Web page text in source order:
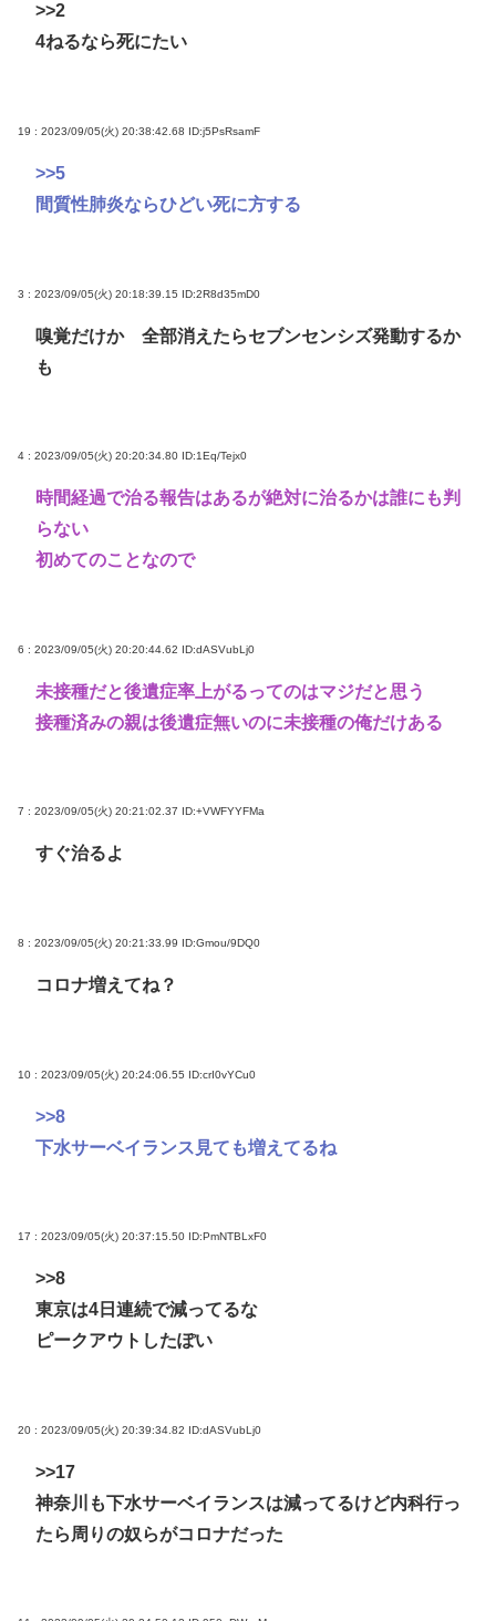
>>2
4ねるなら死にたい
19 : 2023/09/05(火) 20:38:42.68 ID:j5PsRsamF
>>5
間質性肺炎ならひどい死に方する
3 : 2023/09/05(火) 20:18:39.15 ID:2R8d35mD0
嗅覚だけか 全部消えたらセブンセンシズ発動するか
も
4 : 2023/09/05(火) 20:20:34.80 ID:1Eq/Tejx0
時間経過で治る報告はあるが絶対に治るかは誰にも判
らない
初めてのことなので
6 : 2023/09/05(火) 20:20:44.62 ID:dASVubLj0
未接種だと後遺症率上がるってのはマジだと思う
接種済みの親は後遺症無いのに未接種の俺だけある
7 : 2023/09/05(火) 20:21:02.37 ID:+VWFYYFMa
すぐ治るよ
8 : 2023/09/05(火) 20:21:33.99 ID:Gmou/9DQ0
コロナ増えてね？
10 : 2023/09/05(火) 20:24:06.55 ID:crI0vYCu0
>>8
下水サーベイランス見ても増えてるね
17 : 2023/09/05(火) 20:37:15.50 ID:PmNTBLxF0
>>8
東京は4日連続で減ってるな
ピークアウトしたぽい
20 : 2023/09/05(火) 20:39:34.82 ID:dASVubLj0
>>17
神奈川も下水サーベイランスは減ってるけど内科行っ
たら周りの奴らがコロナだった